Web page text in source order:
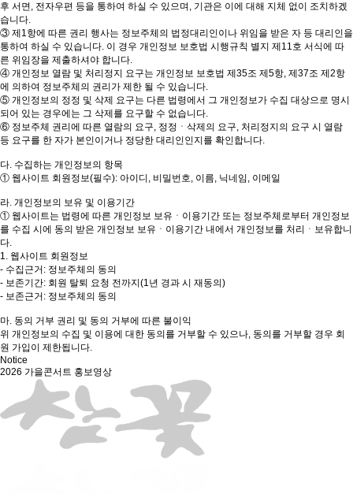
후 서면, 전자우편 등을 통하여 하실 수 있으며, 기관은 이에 대해 지체 없이 조치하겠
습니다.
③ 제1항에 따른 권리 행사는 정보주체의 법정대리인이나 위임을 받은 자 등 대리인을
통하여 하실 수 있습니다. 이 경우 개인정보 보호법 시행규칙 별지 제11호 서식에 따
른 위임장을 제출하셔야 합니다.
④ 개인정보 열람 및 처리정지 요구는 개인정보 보호법 제35조 제5항, 제37조 제2항
에 의하여 정보주체의 권리가 제한 될 수 있습니다.
⑤ 개인정보의 정정 및 삭제 요구는 다른 법령에서 그 개인정보가 수집 대상으로 명시
되어 있는 경우에는 그 삭제를 요구할 수 없습니다.
⑥ 정보주체 권리에 따른 열람의 요구, 정정ㆍ삭제의 요구, 처리정지의 요구 시 열람
등 요구를 한 자가 본인이거나 정당한 대리인인지를 확인합니다.
다. 수집하는 개인정보의 항목
① 웹사이트 회원정보(필수): 아이디, 비밀번호, 이름, 닉네임, 이메일
라. 개인정보의 보유 및 이용기간
① 웹사이트는 법령에 따른 개인정보 보유ㆍ이용기간 또는 정보주체로부터 개인정보
를 수집 시에 동의 받은 개인정보 보유ㆍ이용기간 내에서 개인정보를 처리ㆍ보유합니
다.
1. 웹사이트 회원정보
- 수집근거: 정보주체의 동의
- 보존기간: 회원 탈퇴 요청 전까지(1년 경과 시 재동의)
- 보존근거: 정보주체의 동의
마. 동의 거부 권리 및 동의 거부에 따른 불이익
위 개인정보의 수집 및 이용에 대한 동의를 거부할 수 있으나, 동의를 거부할 경우 회
원 가입이 제한됩니다.
Notice
2026 가을콘서트 홍보영상